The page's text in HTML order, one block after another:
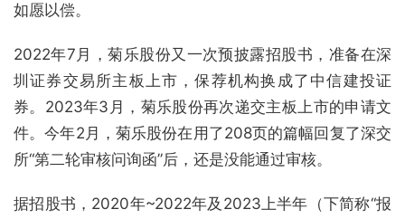
如愿以偿。
2022年7月，菊乐股份又一次预披露招股书，准备在深
圳证券交易所主板上市，保荐机构换成了中信建投证
券。2023年3月，菊乐股份再次递交主板上市的申请文
件。今年2月，菊乐股份在用了208页的篇幅回复了深交
所“第二轮审核问询函”后，还是没能通过审核。
据招股书，2020年~2022年及2023上半年（下简称“报